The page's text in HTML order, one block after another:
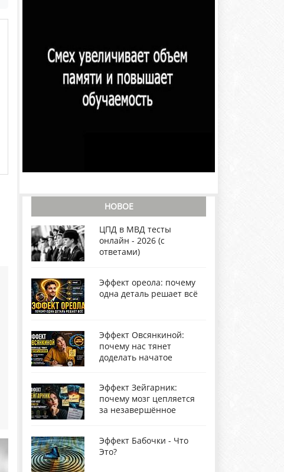
НОВОЕ
ЦПД в МВД тесты
онлайн - 2026 (с
ответами)
Эффект ореола: почему
одна деталь решает всё
Эффект Овсянкиной:
почему нас тянет
доделать начатое
Эффект Зейгарник:
почему мозг цепляется
за незавершённое
Эффект Бабочки - Что
Это?